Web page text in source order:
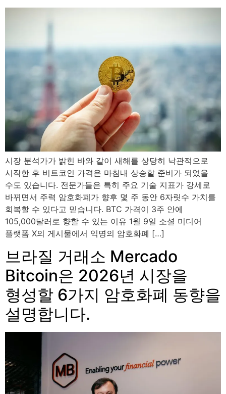
시장 분석가가 밝힌 바와 같이 새해를 상당히 낙관적으로
시작한 후 비트코인 ​​가격은 마침내 상승할 준비가 되었을
수도 있습니다. 전문가들은 특히 주요 기술 지표가 강세로
바뀌면서 주력 암호화폐가 향후 몇 주 동안 6자릿수 가치를
회복할 수 있다고 믿습니다. BTC 가격이 3주 안에
105,000달러로 향할 수 있는 이유 1월 9일 소셜 미디어
플랫폼 X의 게시물에서 익명의 암호화폐 […]
브라질 거래소 Mercado
Bitcoin은 2026년 시장을
형성할 6가지 암호화폐 동향을
설명합니다.